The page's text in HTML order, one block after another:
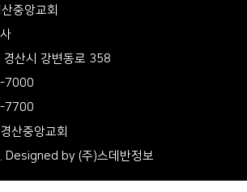
중앙교회
산시 강변동로 358
7000
7700
산중앙교회
Designed by (주)스데반정보